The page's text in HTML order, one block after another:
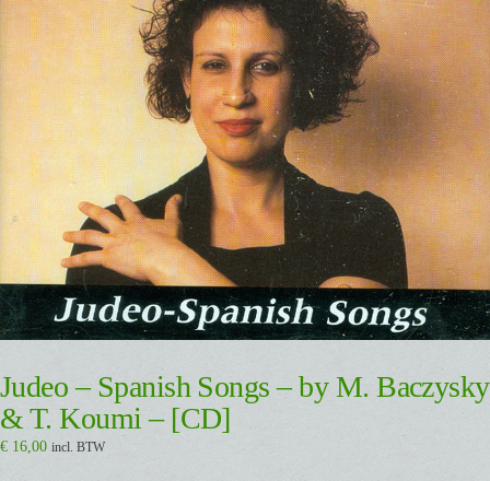
Judeo – Spanish Songs – by M. Baczysky
& T. Koumi – [CD]
€ 16,00 incl. BTW